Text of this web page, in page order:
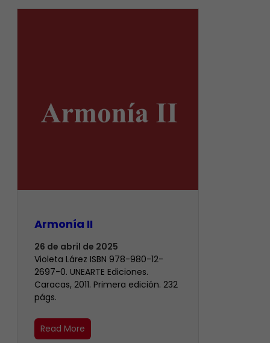
Armonía II
26 de abril de 2025
Violeta Lárez ISBN 978-980-12-
2697-0. UNEARTE Ediciones.
Caracas, 2011. Primera edición. 232
págs.
Read More